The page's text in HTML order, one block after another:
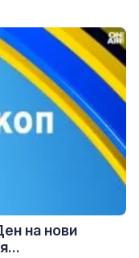
на нови